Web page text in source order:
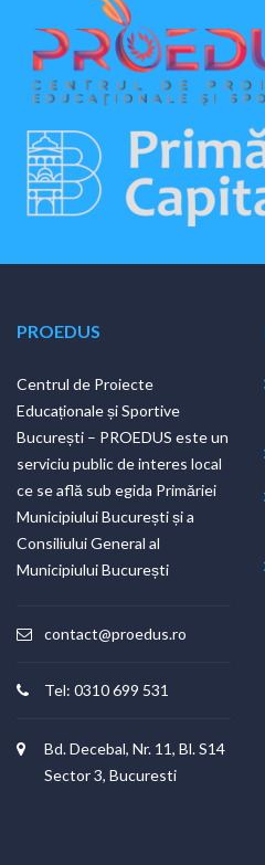
PROEDUS
Centrul de Proiecte
Educaționale și Sportive
București – PROEDUS este un
serviciu public de interes local
ce se află sub egida Primăriei
Municipiului București și a
Consiliului General al
Municipiului București
contact@proedus.ro
Tel: 0310 699 531
Bd. Decebal, Nr. 11, Bl. S14
Sector 3, Bucuresti